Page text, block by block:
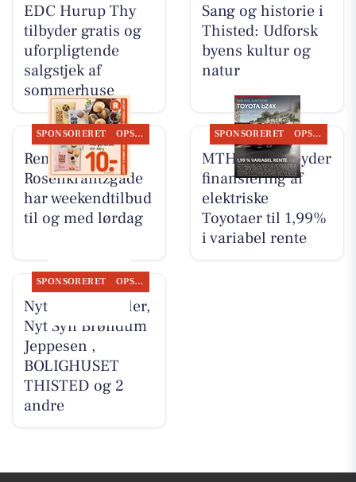
EDC Hurup Thy
tilbyder gratis og
uforpligtende
salgstjek af
sommerhuse
Sang og historie i
Thisted: Udforsk
byens kultur og
natur
SPONSORERET OPSLAGSTAVLEN
Rema 1000
Rosenkrantzgade
har weekendtilbud
til og med lørdag
SPONSORERET OPSLAGSTAVLEN
MTH Biler tilbyder
finansiering af
elektriske
Toyotaer til 1,99%
i variabel rente
SPONSORERET OPSLAGSTAVLEN
Nyt fra MTH Biler,
Nyt Syn Brøndum
Jeppesen ,
BOLIGHUSET
THISTED og 2
andre